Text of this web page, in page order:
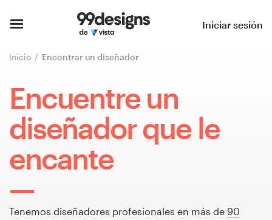
Iniciar sesión
Inicio Encontrar un diseñador
Encuentre un
diseñador que le
encante
Tenemos diseñadores profesionales en más de 90
Explorar categorías
Encontrar un diseñador